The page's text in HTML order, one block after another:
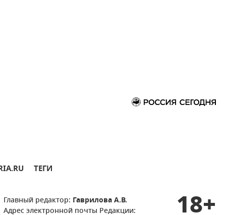
ТЕГИ
Главный редактор: Гаврилова А.В.
Адрес электронной почты Редакции:
18+